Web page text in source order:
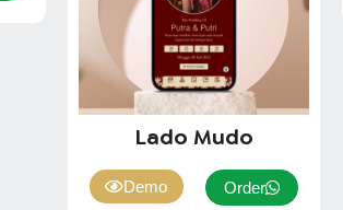
Lado Mudo
Demo Order